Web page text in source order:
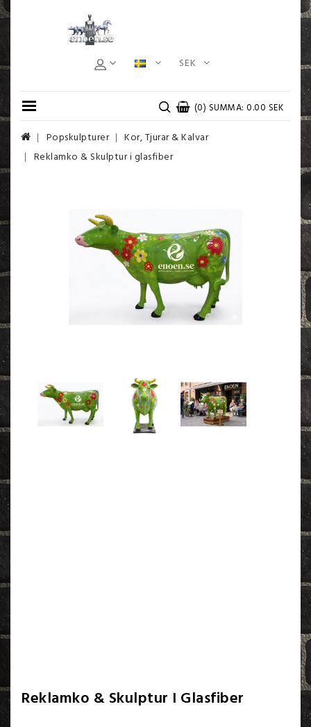
SEK
(0) SUMMA: 0.00 SEK
Popskulpturer
Kor, Tjurar & Kalvar
Reklamko & Skulptur i glasfiber
Reklamko & Skulptur I Glasfiber